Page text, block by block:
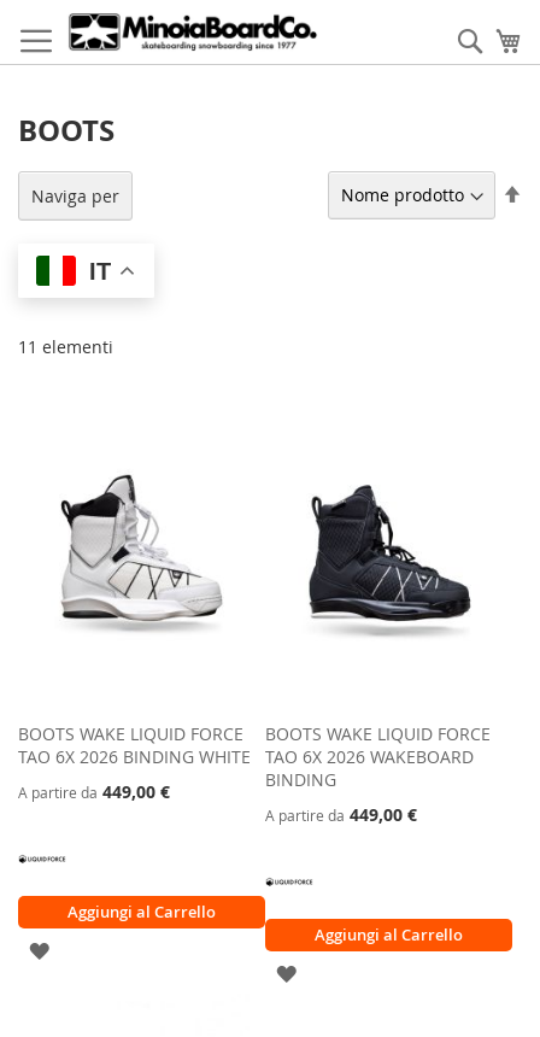
al
contenuto
Cerca
BOOTS
11 elementi
BOOTS WAKE LIQUID FORCE
TAO 6X 2026 BINDING WHITE
A partire da 449,00 €
Aggiungi al Carrello
AGGIUNGI
BOOTS WAKE LIQUID FORCE
TAO 6X 2026 WAKEBOARD
BINDING
A partire da 449,00 €
Aggiungi al Carrello
AGGIUNGI
Naviga per
IT